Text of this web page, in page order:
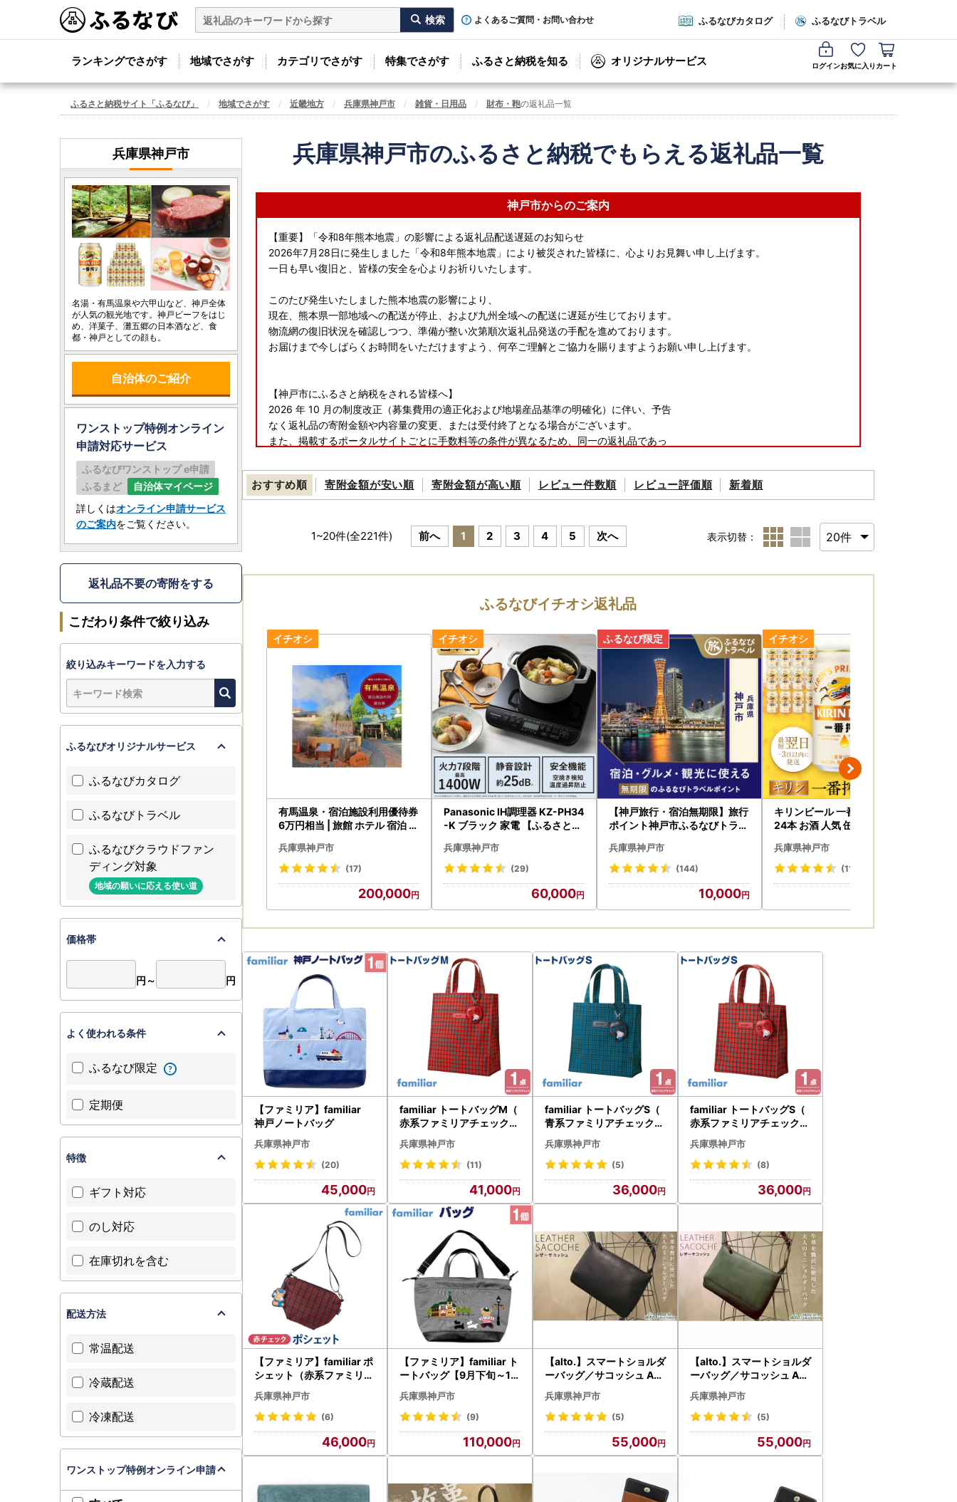
よくあるご質問・お問い合わせ ふるなびカタログ ふるなびトラベル
ランキングでさがす 地域でさがす カテゴリでさがす 特集でさがす ふるさと納税を知る オリジナルサービス ログインお気に入り カート
ふるさと納税サイト「ふるなび」 地域でさがす 近畿地方 兵庫県神戸市 雑貨・日用品 財布・鞄の返礼品一覧
兵庫県神戸市のふるさと納税でもらえる返礼品一覧
神戸市からのご案内
【重要】「令和8年熊本地震」の影響による返礼品配送遅延のお知らせ
2026年7月28日に発生しました「令和8年熊本地震」により被災された皆様に、心よりお見舞い申し上げます。
一日も早い復旧と、皆様の安全を心よりお祈りいたします。
このたび発生いたしました熊本地震の影響により、
現在、熊本県一部地域への配送が停止、および九州全域への配送に遅延が生じております。
物流網の復旧状況を確認しつつ、準備が整い次第順次返礼品発送の手配を進めております。
お届けまで今しばらくお時間をいただけますよう、何卒ご理解とご協力を賜りますようお願い申し上げます。
【神戸市にふるさと納税をされる皆様へ】
2026 年 10 月の制度改正（募集費用の適正化および地場産品基準の明確化）に伴い、予告
なく返礼品の寄附金額や内容量の変更、または受付終了となる場合がございます。
また、掲載するポータルサイトごとに手数料等の条件が異なるため、同一の返礼品であっ
※※ご注意ください！※※
神戸市ふるさと納税の商品を転載した悪質な偽サイト・詐欺サイトが複数見つかっています。
おすすめ順 寄附金額が安い順 寄附金額が高い順 レビュー件数順 レビュー評価順 新着順
1~20件(全221件) 前へ 1 2 3 4 5 次へ 表示切替：
ふるなびイチオシ返礼品
有馬温泉・宿泊施設利用優待券
6万円相当 | 旅館 ホテル 宿泊 旅
兵庫 神戸 国内旅行 関西 近畿 人
気 おすすめ
兵庫県神戸市
(17)
200,000
Panasonic IH調理器 KZ-PH34
-K ブラック 家電 【ふるさと納
兵庫県神戸市
(29)
60,000
【神戸旅行・宿泊無期限】旅行
ポイント神戸市ふるなびトラベ
兵庫県神戸市
(144)
10,000
キリンビール 一番搾り 350ml
24本 お酒 人気 缶ビール 兵庫
兵庫県神戸市
(111)
【ファミリア】familiar
神戸ノートバッグ
兵庫県神戸市
(20)
45,000
familiar トートバッグM（
赤系ファミリアチェック）
【2026年11月下旬～12月
下旬頃目安にお届け予定】
●
兵庫県神戸市
(11)
41,000
familiar トートバッグS（
青系ファミリアチェック）
【2026年10月下旬～11月
下旬頃目安にお届け予定】
●
兵庫県神戸市
(5)
36,000
familiar トートバッグS（
赤系ファミリアチェック）
【2026年11月下旬～12月
下旬頃目安にお届け予定】
●
兵庫県神戸市
(8)
36,000
【ファミリア】familiar ポ
シェット（赤系ファミリア
チェック）●
兵庫県神戸市
(6)
46,000
【ファミリア】familiar ト
ートバッグ【9月下旬～10
月下旬頃目安にお届け予定
】
兵庫県神戸市
(9)
110,000
【alto.】スマートショルダ
ーバッグ／サコッシュ AK
EB-3102（ブラック） バ
ッグ
兵庫県神戸市
(5)
55,000
【alto.】スマートショルダ
ーバッグ／サコッシュ AK
EB-3102（グリーン）
兵庫県神戸市
(5)
55,000
兵庫県神戸市
名湯・有馬温泉や六甲山など、神戸全体
が人気の観光地です。神戸ビーフをはじ
め、洋菓子、灘五郷の日本酒など、食
都・神戸としての顔も。
自治体のご紹介
ワンストップ特例オンライン
申請対応サービス
ふるなびワンストップ e申請
ふるまど
自治体マイページ
詳しくはオンライン申請サービス
のご案内をご覧ください。
返礼品不要の寄附をする
こだわり条件で絞り込み
絞り込みキーワードを入力する
ふるなびオリジナルサービス
ふるなびカタログ
ふるなびトラベル
ふるなびクラウドファン
ディング対象
地域の願いに応える使い道
価格帯
円～ 円
よく使われる条件
ふるなび限定
定期便
特徴
ギフト対応
のし対応
在庫切れを含む
配送方法
常温配送
冷蔵配送
冷凍配送
ワンストップ特例オンライン申請